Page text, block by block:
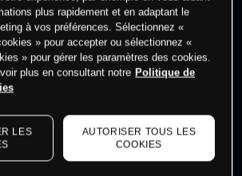
Connectez-vous
pour voir les
du marché.
plus rapidement et en adaptant le
à vos préférences. Sélectionnez «
» pour accepter ou sélectionnez «
» pour gérer les paramètres des cookies.
plus en consultant notre Politique de
LES
AUTORISER TOUS LES
COOKIES